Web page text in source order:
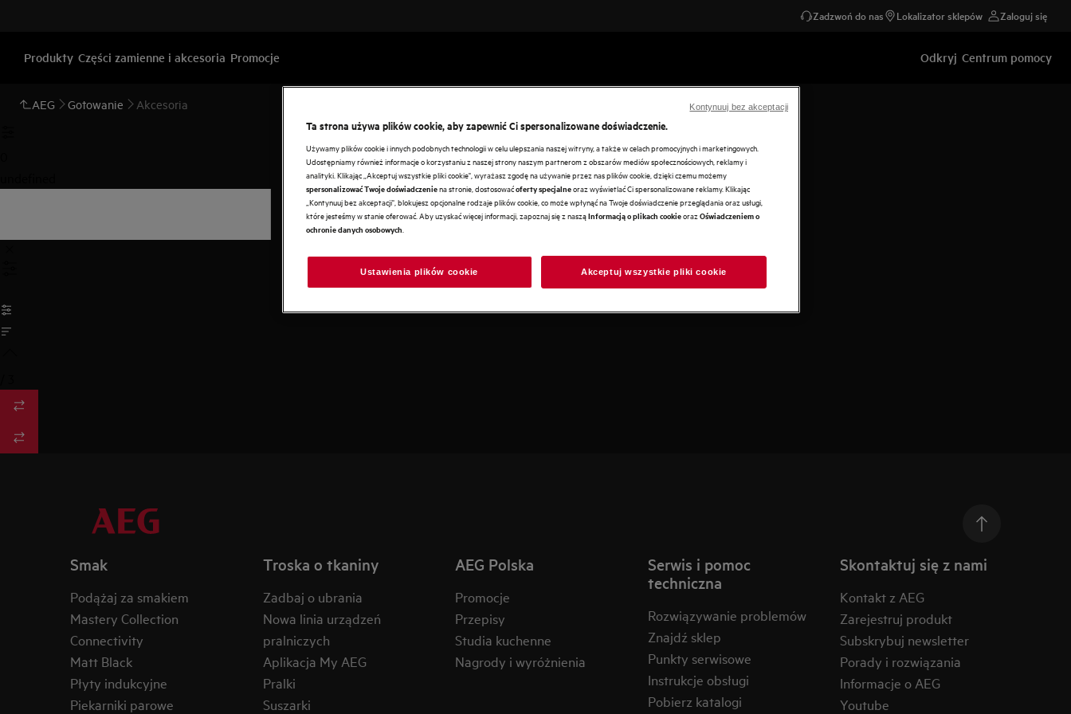
Zadzwoń do nas Lokalizator sklepów Zaloguj się
Produkty Części zamienne i akcesoria Promocje Odkryj Centrum pomocy
AEG Gotowanie Akcesoria
Smak
Podążaj za smakiem
Mastery Collection
Connectivity
Matt Black
Płyty indukcyjne
Piekarniki parowe
Troska o tkaniny
Zadbaj o ubrania
Nowa linia urządzeń
pralniczych
Aplikacja My AEG
Pralki
Suszarki
AEG Polska
Promocje
Przepisy
Studia kuchenne
Nagrody i wyróżnienia
Serwis i pomoc
techniczna
Rozwiązywanie problemów
Znajdź sklep
Punkty serwisowe
Instrukcje obsługi
Pobierz katalogi
Skontaktuj się z nami
Kontakt z AEG
Zarejestruj produkt
Subskrybuj newsletter
Porady i rozwiązania
Informacje o AEG
Youtube
Ta strona używa plików cookie, aby zapewnić Ci spersonalizowane doświadczenie.
Używamy plików cookie i innych podobnych technologii w celu ulepszania naszej witryny, a także w celach promocyjnych i marketingowych.
Udostępniamy również informacje o korzystaniu z naszej strony naszym partnerom z obszarów mediów społecznościowych, reklamy i
analityki. Klikając „Akceptuj wszystkie pliki cookie", wyrażasz zgodę na używanie przez nas plików cookie, dzięki czemu możemy
spersonalizować Twoje doświadczeniena stronie, dostosowaćoferty specjalneoraz wyświetlać Ci spersonalizowane reklamy. Klikając
„Kontynuuj bez akceptacji", blokujesz opcjonalne rodzaje plików cookie, co może wpłynąć na Twoje doświadczenie przeglądania oraz usługi,
które jesteśmy w stanie oferować. Aby uzyskać więcej informacji, zapoznaj się z nasząInformacją o plikach cookieoraz Oświadczeniem o
ochronie danych osobowych
Ustawienia plików cookie Akceptuj wszystkie pliki cookie
Kontynuuj bez akceptacji